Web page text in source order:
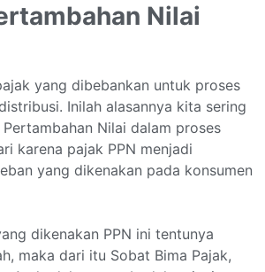
Nilai
yang dibebankan untuk proses
Inilah alasannya kita sering
Pertambahan Nilai dalam proses
karena pajak PPN menjadi
yang dikenakan pada konsumen
dikenakan PPN ini tentunya
maka dari itu Sobat Bima Pajak,